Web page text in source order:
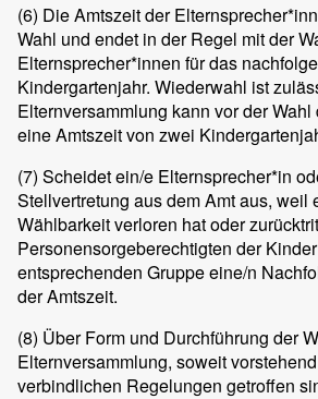
(6) Die Amtszeit der
Wahl und endet in der Regel mit der
Elternsprecher*innen für das
Kindergartenjahr. Wiederwahl ist
Elternversammlung kann vor der
eine Amtszeit von zwei
(7) Scheidet ein/e Elternsprecher*in
Stellvertretung aus dem Amt aus, weil
Wählbarkeit verloren hat oder
Personensorgeberechtigten der
entsprechenden Gruppe eine/n
der Amtszeit.
(8) Über Form und Durchführung der
Elternversammlung, soweit
verbindlichen Regelungen getroffen